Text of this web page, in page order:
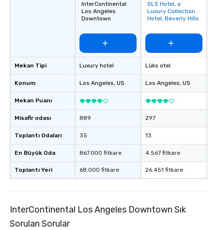
Mekan Tipi
Konum
Mekan Puanı
Misafir odası
Toplantı Odaları
En Büyük Oda
Toplantı Yeri
InterContinental
Los Angeles
Downtown
Luxury hotel
Los Angeles, US
889
35
867.000 fitkare
68.000 fitkare
Removed from
favorites
SLS Hotel, a
Luxury Collection
Hotel, Beverly Hills
Lüks otel
Los Angeles, US
297
13
4.567 fitkare
26.451 fitkare
InterContinental Los Angeles Downtown Sık
Sorulan Sorular